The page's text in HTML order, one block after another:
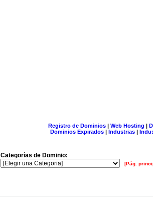
Registro de Dominios| Web Hosting |
Dominios Expirados | Industrias |
Categorías de Dominio:
[Pág.